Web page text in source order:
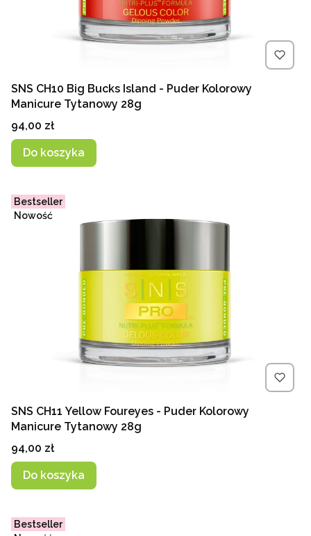
SNS CH10 Big Bucks Island - Puder Kolorowy
Manicure Tytanowy 28g
Cena
94,00 zł
Do koszyka
Bestseller
Nowość
SNS CH11 Yellow Foureyes - Puder Kolorowy
Manicure Tytanowy 28g
Cena
94,00 zł
Do koszyka
Bestseller